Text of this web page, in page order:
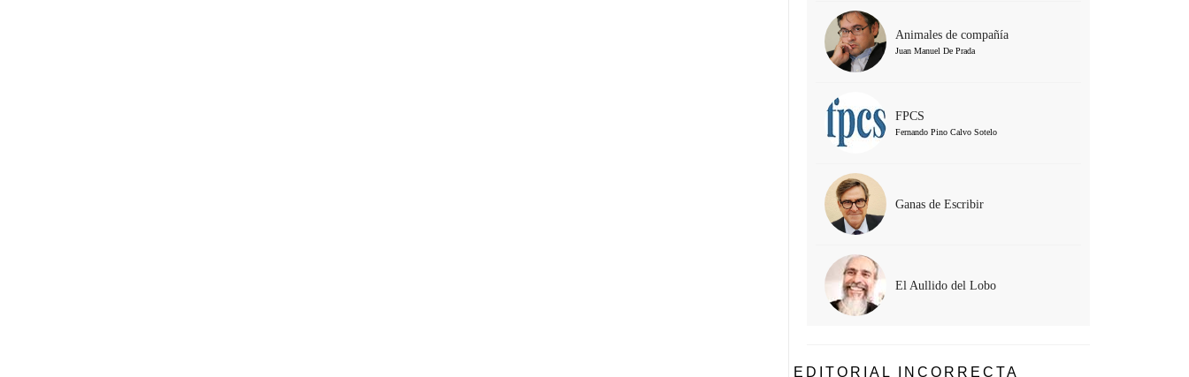
Animales de compañía
Juan Manuel De Prada
FPCS
Fernando Pino Calvo Sotelo
Ganas de Escribir
El Aullido del Lobo
EDITORIAL INCORRECTA